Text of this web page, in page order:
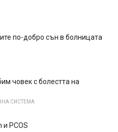
по-добро сън в болницата
човек с болестта на
СИСТЕМА
и PCOS